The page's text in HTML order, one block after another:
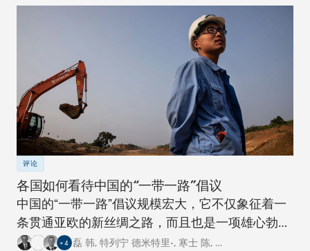
评论
各国如何看待中国的“一带一路”倡议
中国的“一带一路”倡议规模宏大，它不仅象征着一
条贯通亚欧的新丝绸之路，而且也是一项雄心勃勃
的跨国基础设施建设工程。对此，卡内基四个研究
+4 磊 韩, 特列宁 德米特里•, 寒士 陈, …